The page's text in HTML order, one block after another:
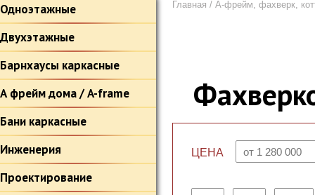
Главная / А-фрейм, фахверк,
ЦЕНА
Одноэтажные
Двухэтажные
Барнхаусы каркасные
А фрейм дома / A-frame
Бани каркасные
Инженерия
Проектирование